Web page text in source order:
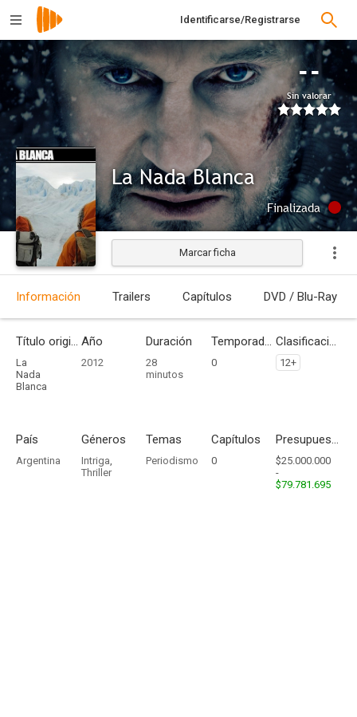
Identificarse/Registrarse
--
Sin valorar
La Nada Blanca
Finalizada
Marcar ficha
Información Trailers Capítulos DVD / Blu-Ray
Título original
La
Nada
Blanca
Año
2012
Duración
28
minutos
Temporadas
0
Clasificación por edades
12+
País
Argentina
Géneros
Intriga,
Thriller
Temas
Periodismo
Capítulos
0
Presupuesto - Ingresos
$25.000.000
-
$79.781.695